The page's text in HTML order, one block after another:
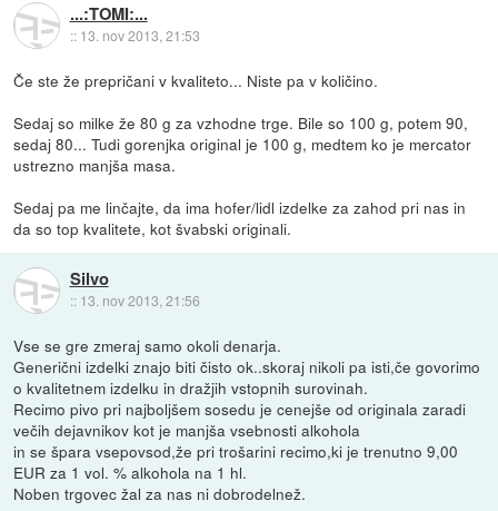
...:TOMI:...
:: 13. nov 2013, 21:53
Če ste že prepričani v kvaliteto... Niste pa v količino.
Sedaj so milke že 80 g za vzhodne trge. Bile so 100 g, potem 90,
sedaj 80... Tudi gorenjka original je 100 g, medtem ko je mercator
ustrezno manjša masa.
Sedaj pa me linčajte, da ima hofer/lidl izdelke za zahod pri nas in
da so top kvalitete, kot švabski originali.
Silvo
:: 13. nov 2013, 21:56
Vse se gre zmeraj samo okoli denarja.
Generični izdelki znajo biti čisto ok..skoraj nikoli pa isti,če govorimo
o kvalitetnem izdelku in dražjih vstopnih surovinah.
Recimo pivo pri najboljšem sosedu je cenejše od originala zaradi
večih dejavnikov kot je manjša vsebnosti alkohola
in se špara vsepovsod,že pri trošarini recimo,ki je trenutno 9,00
EUR za 1 vol. % alkohola na 1 hl.
Noben trgovec žal za nas ni dobrodelnež.